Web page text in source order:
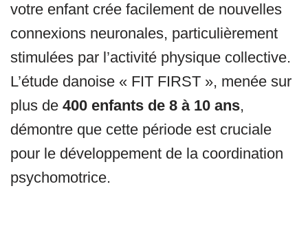
votre enfant crée facilement de nouvelles
connexions neuronales, particulièrement
stimulées par l’activité physique collective.
L’étude danoise « FIT FIRST », menée sur
plus de 400 enfants de 8 à 10 ans,
démontre que cette période est cruciale
pour le développement de la coordination
psychomotrice.